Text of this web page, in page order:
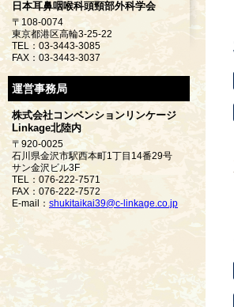
日本耳鼻咽喉科頭頸部外科学会
〒108-0074
東京都港区高輪3-25-22
TEL：03-3443-3085
FAX：03-3443-3037
運営事務局
株式会社コンベンションリンケージ
Linkage北陸内
〒920-0025
石川県金沢市駅西本町1丁目14番29号
サン金沢ビル3F
TEL：076-222-7571
FAX：076-222-7572
E-mail： shukitaikai39@c-linkage.co.jp